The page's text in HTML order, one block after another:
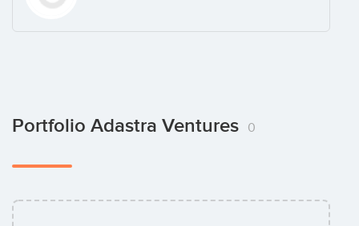
Portfolio Adastra Ventures 0